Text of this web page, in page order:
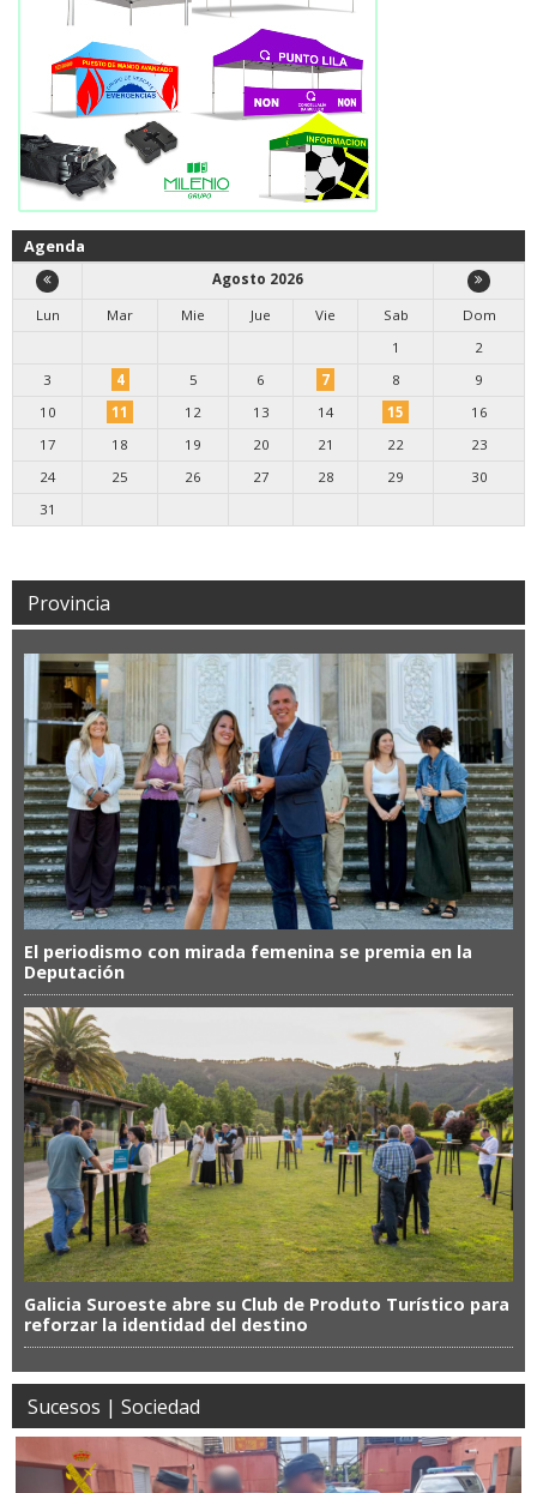
Agenda
Agosto 2026
Lun
Mar Mie Jue Vie Sab
Dom
1
2
3
4 5 6 7 8
9
10
11 12 13 14 15
16
17
18 19 20 21 22
23
24
25 26 27 28 29
30
31
Provincia
El periodismo con mirada femenina se premia en la
Deputación
Galicia Suroeste abre su Club de Produto Turístico para
reforzar la identidad del destino
Sucesos | Sociedad